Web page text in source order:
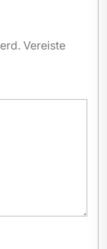
Vereiste